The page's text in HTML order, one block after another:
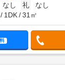
なし 礼
なし
1DK 31㎡